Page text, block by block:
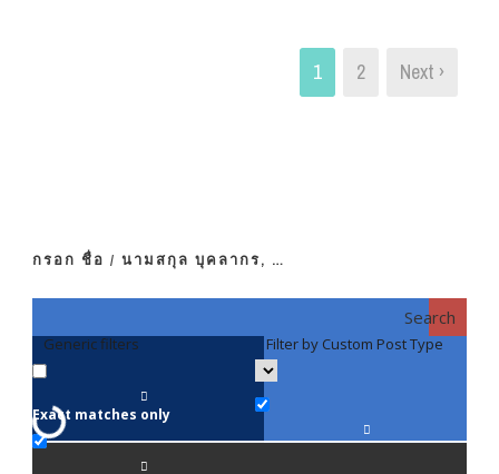
1 2 Next ›
กรอก ชื่อ / นามสกุล บุคลากร, …
Search
Generic filters
Exact matches only
Filter by Custom Post Type